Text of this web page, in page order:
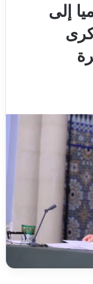
إلى